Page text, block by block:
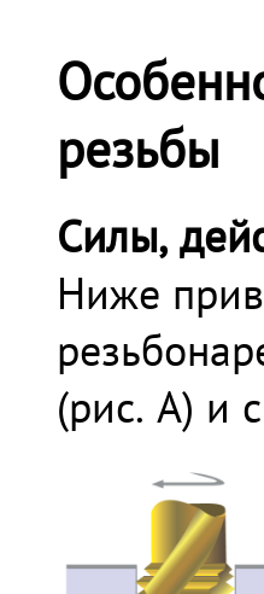
резьбы
Силы,
Ниже
(рис. А) и